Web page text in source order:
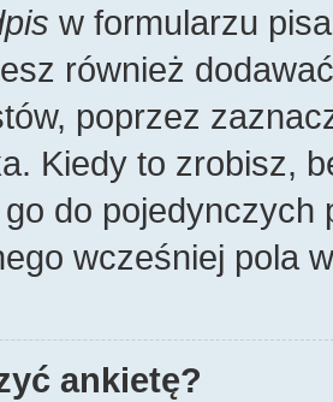
w formularzu
również
poprzez
Kiedy to zrobisz,
go do
wcześniej pola
ankietę?